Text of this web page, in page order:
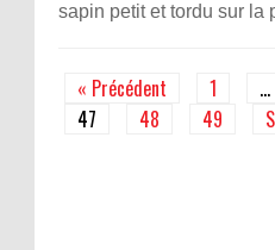
sapin petit et tordu sur la
« Précédent 1 …
47
48 49